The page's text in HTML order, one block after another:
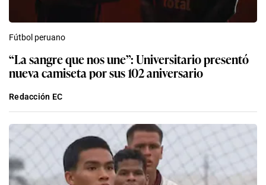
Fútbol peruano
“La sangre que nos une”: Universitario presentó
nueva camiseta por sus 102 aniversario
Redacción EC